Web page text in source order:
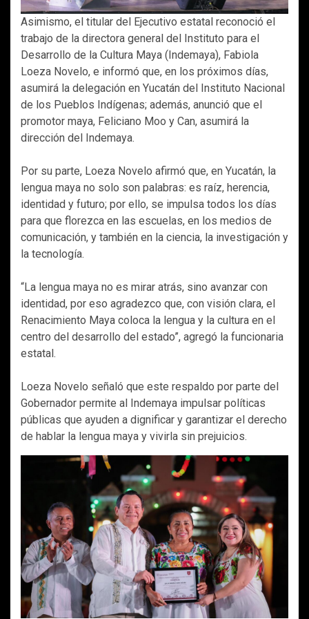
Asimismo, el titular del Ejecutivo estatal reconoció el
trabajo de la directora general del Instituto para el
Desarrollo de la Cultura Maya (Indemaya), Fabiola
Loeza Novelo, e informó que, en los próximos días,
asumirá la delegación en Yucatán del Instituto Nacional
de los Pueblos Indígenas; además, anunció que el
promotor maya, Feliciano Moo y Can, asumirá la
dirección del Indemaya.
Por su parte, Loeza Novelo afirmó que, en Yucatán, la
lengua maya no solo son palabras: es raíz, herencia,
identidad y futuro; por ello, se impulsa todos los días
para que florezca en las escuelas, en los medios de
comunicación, y también en la ciencia, la investigación y
la tecnología.
“La lengua maya no es mirar atrás, sino avanzar con
identidad, por eso agradezco que, con visión clara, el
Renacimiento Maya coloca la lengua y la cultura en el
centro del desarrollo del estado”, agregó la funcionaria
estatal.
Loeza Novelo señaló que este respaldo por parte del
Gobernador permite al Indemaya impulsar políticas
públicas que ayuden a dignificar y garantizar el derecho
de hablar la lengua maya y vivirla sin prejuicios.